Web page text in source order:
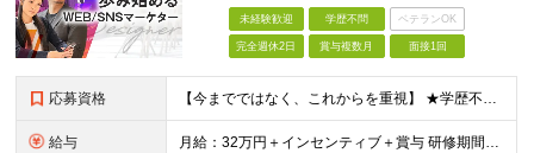
未経験歓迎 学歴不問 ベテランOK
完全週休2日 賞与複数月 面接1回
応募資格 【今までではなく、これからを重視】 ★学歴不問 ★職種未経験歓迎 ★業種未経験歓迎 ★社会人未経験歓迎 ★第二新卒歓迎 ★ブランクOK ★動画編集・デザイン制作の勉強を独学でしている方など ※基礎的
給与 月給：32万円＋インセンティブ＋賞与 研修期間中：月給25万円～ ＼ 頑張りはしっかり評価！ ／ 研修期間中でも、スキルの習得状況や成果に応じて月給27万円へ昇給が可能です。 【研修期間】 期